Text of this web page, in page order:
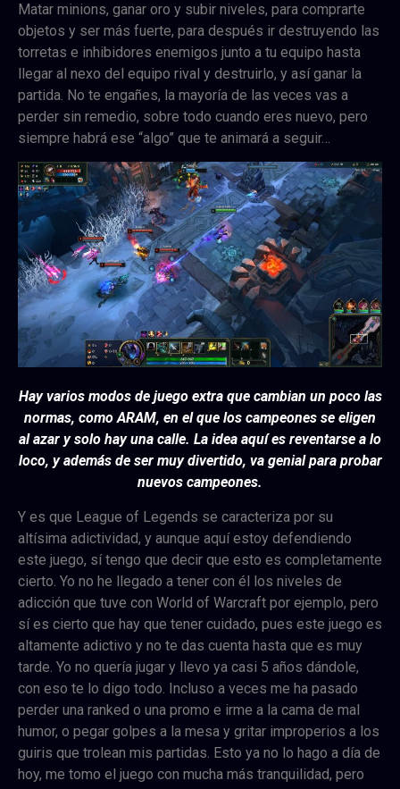
Matar minions, ganar oro y subir niveles, para comprarte
objetos y ser más fuerte, para después ir destruyendo las
torretas e inhibidores enemigos junto a tu equipo hasta
llegar al nexo del equipo rival y destruirlo, y así ganar la
partida. No te engañes, la mayoría de las veces vas a
perder sin remedio, sobre todo cuando eres nuevo, pero
siempre habrá ese “algo” que te animará a seguir…
Hay varios modos de juego extra que cambian un poco las
normas, como ARAM, en el que los campeones se eligen
al azar y solo hay una calle. La idea aquí es reventarse a lo
loco, y además de ser muy divertido, va genial para probar
nuevos campeones.
Y es que League of Legends se caracteriza por su
altísima adictividad, y aunque aquí estoy defendiendo
este juego, sí tengo que decir que esto es completamente
cierto. Yo no he llegado a tener con él los niveles de
adicción que tuve con World of Warcraft por ejemplo, pero
sí es cierto que hay que tener cuidado, pues este juego es
altamente adictivo y no te das cuenta hasta que es muy
tarde. Yo no quería jugar y llevo ya casi 5 años dándole,
con eso te lo digo todo. Incluso a veces me ha pasado
perder una ranked o una promo e irme a la cama de mal
humor, o pegar golpes a la mesa y gritar improperios a los
guiris que trolean mis partidas. Esto ya no lo hago a día de
hoy, me tomo el juego con mucha más tranquilidad, pero